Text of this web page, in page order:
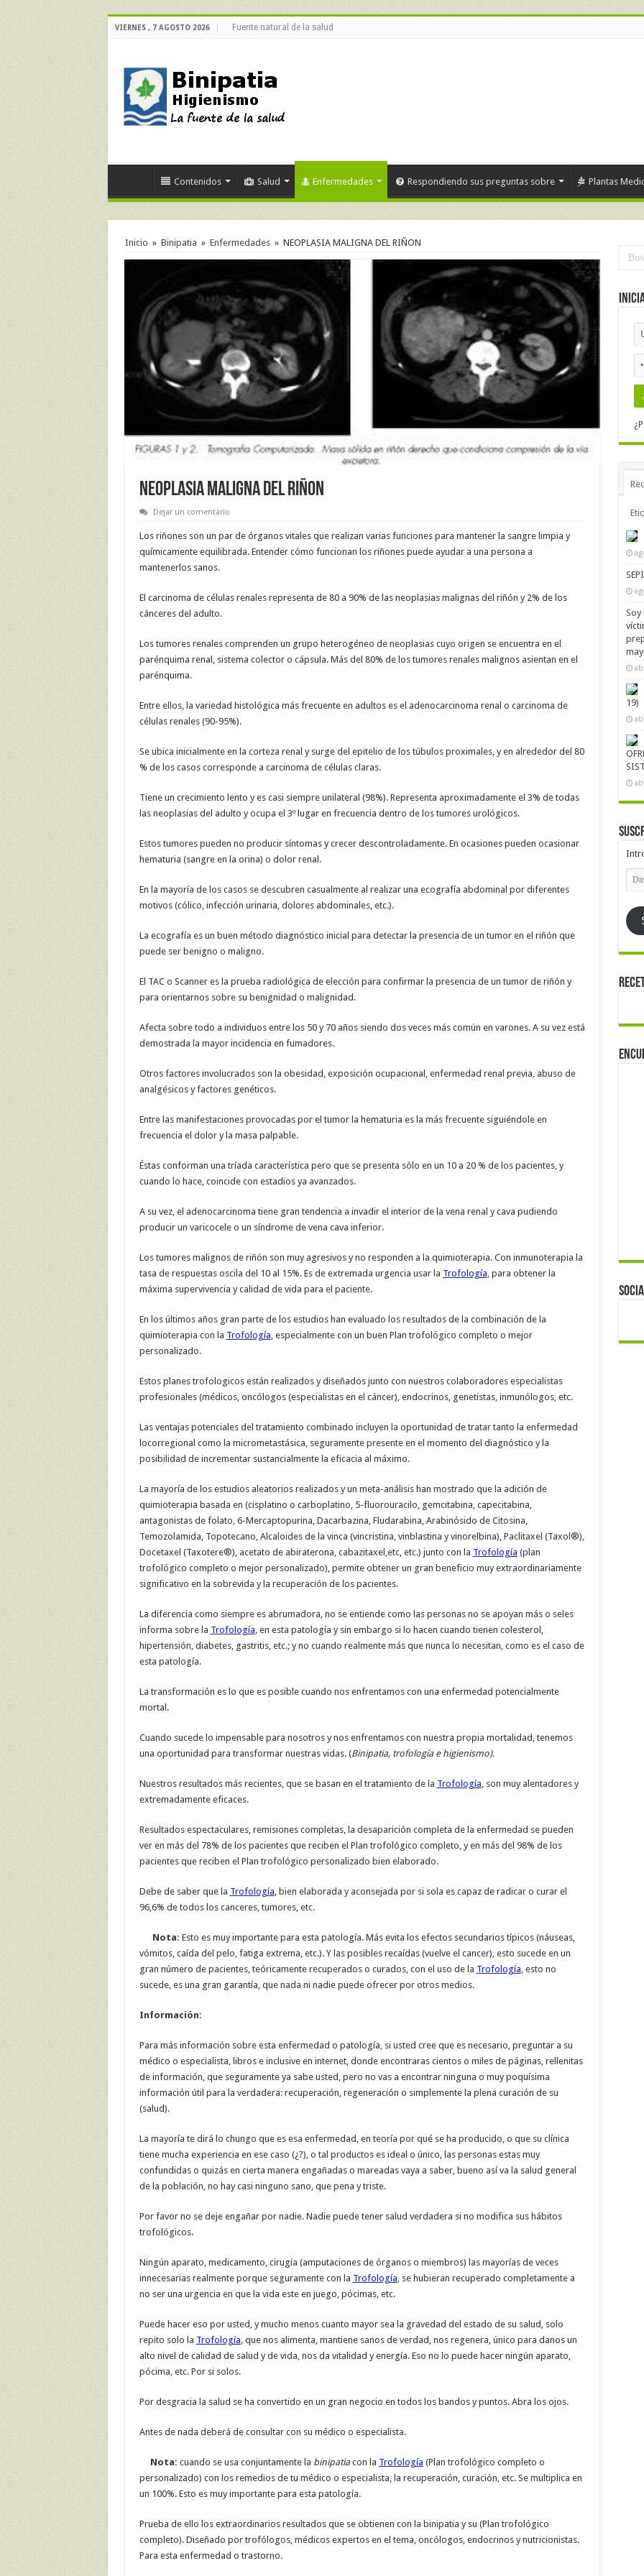
VIERNES , 7 AGOSTO 2026 Fuente natural de la salud
Contenidos Salud Enfermedades Respondiendo sus preguntas sobre Plantas
Inicio » Binipatia » Enfermedades » NEOPLASIA MALIGNA DEL RIÑON
NEOPLASIA MALIGNA DEL RIÑON
Dejar un comentario
Los riñones son un par de órganos vitales que realizan varias funciones para mantener la sangre limpia y
químicamente equilibrada. Entender cómo funcionan los riñones puede ayudar a una persona a
mantenerlos sanos.
El carcinoma de células renales representa de 80 a 90% de las neoplasias malignas del riñón y 2% de los
cánceres del adulto.
Los tumores renales comprenden un grupo heterogéneo de neoplasias cuyo origen se encuentra en el
parénquima renal, sistema colector o cápsula. Más del 80% de los tumores renales malignos asientan en el
parénquima.
Entre ellos, la variedad histológica más frecuente en adultos es el adenocarcinoma renal o carcinoma de
células renales (90-95%).
Se ubica inicialmente en la corteza renal y surge del epitelio de los túbulos proximales, y en alrededor del 80
% de los casos corresponde a carcinoma de células claras.
Tiene un crecimiento lento y es casi siempre unilateral (98%). Representa aproximadamente el 3% de todas
las neoplasias del adulto y ocupa el 3º lugar en frecuencia dentro de los tumores urológicos.
Estos tumores pueden no producir síntomas y crecer descontroladamente. En ocasiones pueden ocasionar
hematuria (sangre en la orina) o dolor renal.
En la mayoría de los casos se descubren casualmente al realizar una ecografía abdominal por diferentes
motivos (cólico, infección urinaria, dolores abdominales, etc.).
La ecografía es un buen método diagnóstico inicial para detectar la presencia de un tumor en el riñón que
puede ser benigno o maligno.
El TAC o Scanner es la prueba radiológica de elección para confirmar la presencia de un tumor de riñón y
para orientarnos sobre su benignidad o malignidad.
Afecta sobre todo a individuos entre los 50 y 70 años siendo dos veces más común en varones. A su vez está
demostrada la mayor incidencia en fumadores.
Otros factores involucrados son la obesidad, exposición ocupacional, enfermedad renal previa, abuso de
analgésicos y factores genéticos.
Entre las manifestaciones provocadas por el tumor la hematuria es la más frecuente siguiéndole en
frecuencia el dolor y la masa palpable.
Éstas conforman una tríada característica pero que se presenta sólo en un 10 a 20 % de los pacientes, y
cuando lo hace, coincide con estadios ya avanzados.
A su vez, el adenocarcinoma tiene gran tendencia a invadir el interior de la vena renal y cava pudiendo
producir un varicocele o un síndrome de vena cava inferior.
Los tumores malignos de riñón son muy agresivos y no responden a la quimioterapia. Con inmunoterapia la
tasa de respuestas oscila del 10 al 15%. Es de extremada urgencia usar la Trofología, para obtener la
máxima supervivencia y calidad de vida para el paciente.
En los últimos años gran parte de los estudios han evaluado los resultados de la combinación de la
quimioterapia con la Trofología, especialmente con un buen Plan trofológico completo o mejor
personalizado.
Estos planes trofologicos están realizados y diseñados junto con nuestros colaboradores especialistas
profesionales (médicos, oncólogos (especialistas en el cáncer), endocrinos, genetistas, inmunólogos, etc.
Las ventajas potenciales del tratamiento combinado incluyen la oportunidad de tratar tanto la enfermedad
locorregional como la micrometastásica, seguramente presente en el momento del diagnóstico y la
posibilidad de incrementar sustancialmente la eficacia al máximo.
La mayoría de los estudios aleatorios realizados y un meta-análisis han mostrado que la adición de
quimioterapia basada en (cisplatino o carboplatino, 5-fluorouracilo, gemcitabina, capecitabina,
antagonistas de folato, 6-Mercaptopurina, Dacarbazina, Fludarabina, Arabinósido de Citosina,
Temozolamida, Topotecano, Alcaloides de la vinca (vincristina, vinblastina y vinorelbina), Paclitaxel (Taxol®),
Docetaxel (Taxotere®), acetato de abiraterona, cabazitaxel,etc, etc.) junto con la Trofología (plan
trofológico completo o mejor personalizado), permite obtener un gran beneficio muy extraordinariamente
significativo en la sobrevida y la recuperación de los pacientes.
La diferencia como siempre es abrumadora, no se entiende como las personas no se apoyan más o seles
informa sobre la Trofología, en esta patología y sin embargo si lo hacen cuando tienen colesterol,
hipertensión, diabetes, gastritis, etc.; y no cuando realmente más que nunca lo necesitan, como es el caso de
esta patología.
La transformación es lo que es posible cuando nos enfrentamos con una enfermedad potencialmente
mortal.
Cuando sucede lo impensable para nosotros y nos enfrentamos con nuestra propia mortalidad, tenemos
una oportunidad para transformar nuestras vidas. (Binipatia, trofología e higienismo).
Nuestros resultados más recientes, que se basan en el tratamiento de la Trofología, son muy alentadores y
extremadamente eficaces.
Resultados espectaculares, remisiones completas, la desaparición completa de la enfermedad se pueden
ver en más del 78% de los pacientes que reciben el Plan trofológico completo, y en más del 98% de los
pacientes que reciben el Plan trofológico personalizado bien elaborado.
Debe de saber que la Trofología, bien elaborada y aconsejada por si sola es capaz de radicar o curar el
96,6% de todos los canceres, tumores, etc.
Nota: Esto es muy importante para esta patología. Más evita los efectos secundarios típicos (náuseas,
vómitos, caída del pelo, fatiga extrema, etc.). Y las posibles recaídas (vuelve el cancer), esto sucede en un
gran número de pacientes, teóricamente recuperados o curados, con el uso de la Trofología, esto no
sucede, es una gran garantía, que nada ni nadie puede ofrecer por otros medios.
Información:
Para más información sobre esta enfermedad o patología, si usted cree que es necesario, preguntar a su
médico o especialista, libros e inclusive en internet, donde encontraras cientos o miles de páginas, rellenitas
de información, que seguramente ya sabe usted, pero no vas a encontrar ninguna o muy poquísima
información útil para la verdadera: recuperación, regeneración o simplemente la plena curación de su
(salud).
La mayoría te dirá lo chungo que es esa enfermedad, en teoría por qué se ha producido, o que su clínica
tiene mucha experiencia en ese caso (¿?), o tal productos es ideal o único, las personas estas muy
confundidas o quizás en cierta manera engañadas o mareadas vaya a saber, bueno así va la salud general
de la población, no hay casi ninguno sano, que pena y triste.
Por favor no se deje engañar por nadie. Nadie puede tener salud verdadera si no modifica sus hábitos
trofológicos.
Ningún aparato, medicamento, cirugía (amputaciones de órganos o miembros) las mayorías de veces
innecesarias realmente porque seguramente con la Trofología, se hubieran recuperado completamente a
no ser una urgencia en que la vida este en juego, pócimas, etc.
Puede hacer eso por usted, y mucho menos cuanto mayor sea la gravedad del estado de su salud, solo
repito solo la Trofología, que nos alimenta, mantiene sanos de verdad, nos regenera, único para danos un
alto nivel de calidad de salud y de vida, nos da vitalidad y energía. Eso no lo puede hacer ningún aparato,
pócima, etc. Por si solos.
Por desgracia la salud se ha convertido en un gran negocio en todos los bandos y puntos. Abra los ojos.
Antes de nada deberá de consultar con su médico o especialista.
Nota: cuando se usa conjuntamente la binipatiacon la Trofología (Plan trofológico completo o
personalizado) con los remedios de tu médico o especialista, la recuperación, curación, etc. Se multiplica en
un 100%. Esto es muy importante para esta patología.
Prueba de ello los extraordinarios resultados que se obtienen con la binipatia y su (Plan trofológico
completo). Diseñado por trofólogos, médicos expertos en el tema, oncólogos, endocrinos y nutricionistas.
Para esta enfermedad o trastorno.
Soy
19)
de